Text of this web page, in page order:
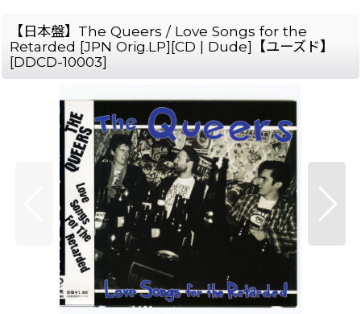
【日本盤】The Queers / Love Songs for the
Retarded [JPN Orig.LP][CD | Dude]【ユーズド】
[DDCD-10003]